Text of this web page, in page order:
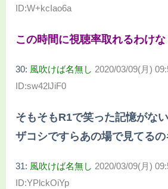
ID:W+kcIao6a
この時間に視聴率取れるわけな
30: 風吹けば名無し 2020/03/09(月)
ID:sw42lJiF0
そもそもR1で笑った記憶がない
ザコシですらあの場で見てる
31: 風吹けば名無し 2020/03/09(月)
ID:YPlckOiYp